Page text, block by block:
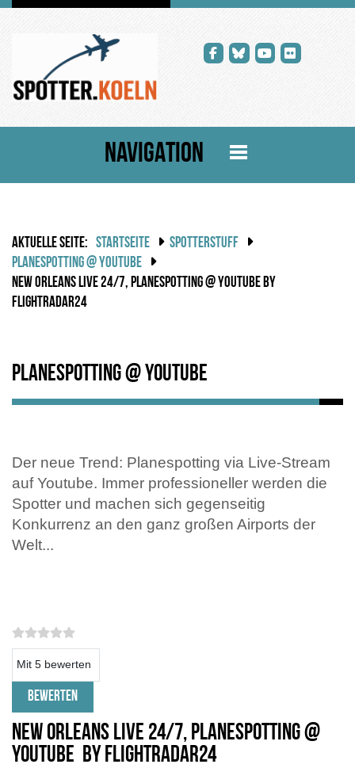
NAVIGATION
AKTUELLE SEITE: STARTSEITE
SPOTTERSTUFF
PLANESPOTTING @ YOUTUBE
NEW ORLEANS LIVE 24/7, PLANESPOTTING @ YOUTUBE BY
FLIGHTRADAR24
Planespotting @ Youtube
Der neue Trend: Planespotting via Live-Stream
auf Youtube. Immer professioneller werden die
Spotter und machen sich gegenseitig
Konkurrenz an den ganz großen Airports der
Welt...
Bitte bewerten
New Orleans LIVE 24/7, Planespotting @
Youtube by Flightradar24